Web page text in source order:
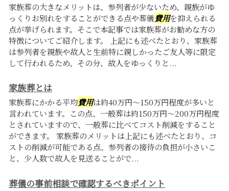
家族葬の大きなメリットは、参列者が少ないため、親族がゆ
っくりお別れをすることができる点や葬儀費用を抑えられる
点が挙げられます。そこで本記事では家族葬がお勧めな方の
特徴についてご紹介します。 上記にも述べたとおり、家族葬
は参列者を親族や故人と生前特に親しかったご友人等に限定
して行われるため、その分、故人をゆっくりと...
家族葬とは
家族葬にかかる平均費用は約40万円〜150万円程度が多いと
言われています。この点、一般葬は約150万円〜200万円程度
とされていますので、一般葬に比べてコスト削減をすること
ができます。 家族葬のメリットは上記にも述べたとおり、コ
ストの削減が可能である点、参列者の接待の負担が小さいこ
と、少人数で故人を見送ることがで...
葬儀の事前相談で確認するべきポイント